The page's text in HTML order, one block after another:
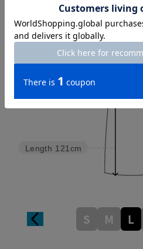
Length 121cm
S M L